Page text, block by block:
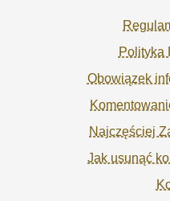
Polityka
Obowiązek
Najczęściej
Jak usunąć